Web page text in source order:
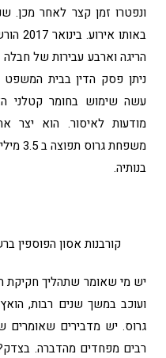
ונפטרו זמן קצר לאחר מכן.
באותו
הריגה וארבע עבירות של
ניתן פסק הדין בבית המשפט
עשה שימוש בחומר קטלני
מודעות לאיסור. הוא יצר
בנותיה.
קורבנות אסון הפוספין
יש מי שאומר שתהליך חקיקת
ועוכב במשך שנים רבות,
גרוס. יש מדבירים
רבים מפחדים מהדברה.